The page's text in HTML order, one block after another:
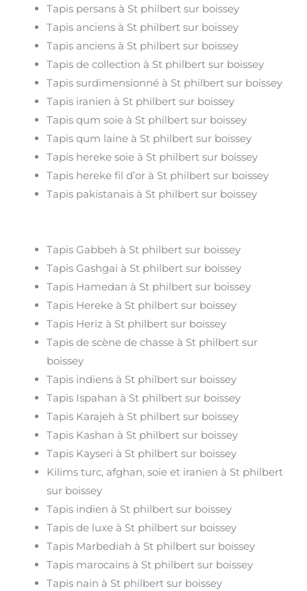
Tapis persans à St philbert sur boissey
Tapis anciens à St philbert sur boissey
Tapis anciens à St philbert sur boissey
Tapis de collection à St philbert sur boissey
Tapis surdimensionné à St philbert sur boissey
Tapis iranien à St philbert sur boissey
Tapis qum soie à St philbert sur boissey
Tapis qum laine à St philbert sur boissey
Tapis hereke soie à St philbert sur boissey
Tapis hereke fil d’or à St philbert sur boissey
Tapis pakistanais à St philbert sur boissey
Tapis Gabbeh à St philbert sur boissey
Tapis Gashgai à St philbert sur boissey
Tapis Hamedan à St philbert sur boissey
Tapis Hereke à St philbert sur boissey
Tapis Heriz à St philbert sur boissey
Tapis de scène de chasse à St philbert sur
boissey
Tapis indiens à St philbert sur boissey
Tapis Ispahan à St philbert sur boissey
Tapis Karajeh à St philbert sur boissey
Tapis Kashan à St philbert sur boissey
Tapis Kayseri à St philbert sur boissey
Kilims turc, afghan, soie et iranien à St philbert
sur boissey
Tapis indien à St philbert sur boissey
Tapis de luxe à St philbert sur boissey
Tapis Marbediah à St philbert sur boissey
Tapis marocains à St philbert sur boissey
Tapis nain à St philbert sur boissey